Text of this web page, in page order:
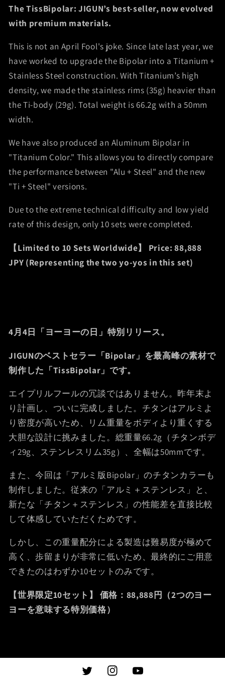
The TissBipolar: JIGUN’s best-seller, now evolved
with premium materials.
This is not an April Fool's joke. Since late last year, we
have worked to upgrade the Bipolar into a Titanium +
Stainless Steel construction. With Titanium’s high
density, we made the stainless rims (35g) heavier than
the Ti-body (29g). Total weight is 66.2g with a 50mm
width.
We have also produced an Aluminum Bipolar in
"Titanium Color." This allows you to directly compare
the performance between "Alu + Steel" and the new
"Ti + Steel" versions.
Due to the extreme technical difficulty and low yield
rate of this design, only 10 sets were completed.
【Limited to 10 Sets Worldwide】
Price: 88,888
JPY (Representing the two yo-yos in this set)
4月4日「ヨーヨーの日」特別リリース。
JIGUNのベストセラー「Bipolar」を最高峰の素材で
制作した「TissBipolar」です。
エイプリルフールの冗談ではありません。昨年末よ
り計画し、ついに完成しました。チタンはアルミよ
り密度が高いため、リム重量をボディより重くする
大胆な設計に挑みました。総重量66.2g（チタンボデ
ィ29g、ステンレスリム35g）、全幅は50mmです。
また、今回は「アルミ版Bipolar」のチタンカラーも
制作しました。従来の「アルミ＋ステンレス」と、
新たな「チタン＋ステンレス」の性能差を直接比較
して体感していただくためです。
しかし、この重量配分による製造は難易度が極めて
高く、歩留まりが非常に低いため、最終的にご用意
できたのはわずか10セットのみです。
【世界限定10セット】
価格：88,888円（2つのヨー
ヨーを意味する特別価格）